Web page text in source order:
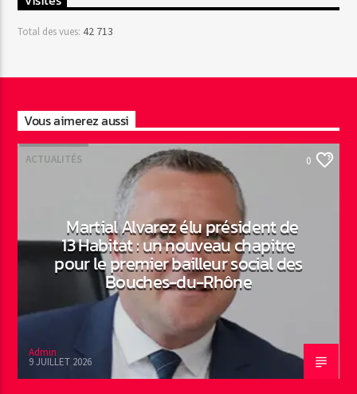
Total des vues:42 713
Vous aimerez aussi
ACTUALITÉS 0
Martial Alvarez élu président de
13 Habitat : un nouveau chapitre
pour le premier bailleur social des
Bouches-du-Rhône
Admin
9 JUILLET 2026